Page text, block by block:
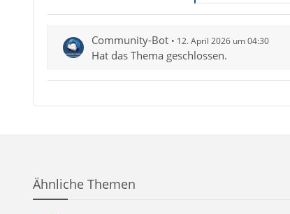
Community-Bot 12. April 2026 um 04:30
Hat das Thema geschlossen.
Ähnliche Themen